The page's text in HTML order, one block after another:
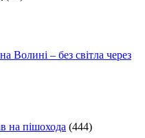
Волині – без світла через
на пішохода (444)